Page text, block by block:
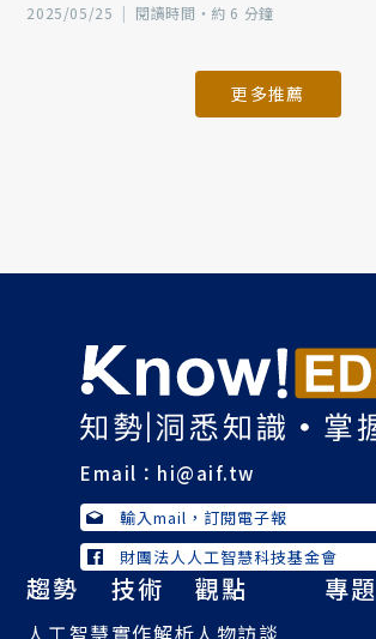
2025/05/25 | 閱讀時間‧約 6 分鐘
更多推薦
Email： hi@aif.tw
財團法人人工智慧科技基金會
趨勢
人工智慧
技術
實作解析
觀點
人物訪談
專題